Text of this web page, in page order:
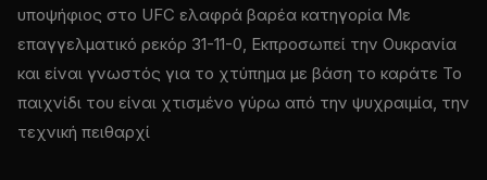
υποψήφιος στο UFC ελαφρά βαρέα κατηγορία Με
επαγγελματικό ρεκόρ 31-11-0, Εκπροσωπεί την Ουκρανία
και είναι γνωστός για το χτύπημα με βάση το καράτε Το
παιχνίδι του είναι χτισμένο γύρω από την ψυχραιμία, την
τεχνική πειθαρχί